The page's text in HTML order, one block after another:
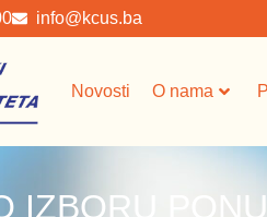
info@kcus.ba
Novosti O nama
IZBORU